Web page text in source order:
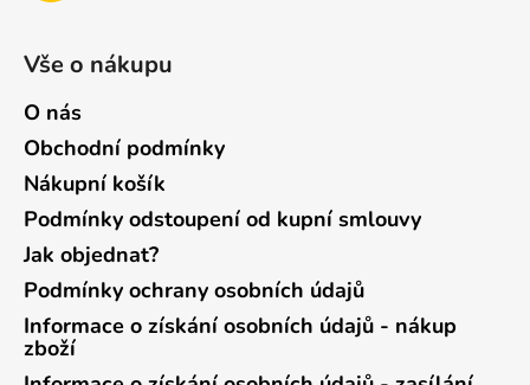
Vše o nákupu
O nás
Obchodní podmínky
Nákupní košík
Podmínky odstoupení od kupní smlouvy
Jak objednat?
Podmínky ochrany osobních údajů
Informace o získání osobních údajů - nákup
zboží